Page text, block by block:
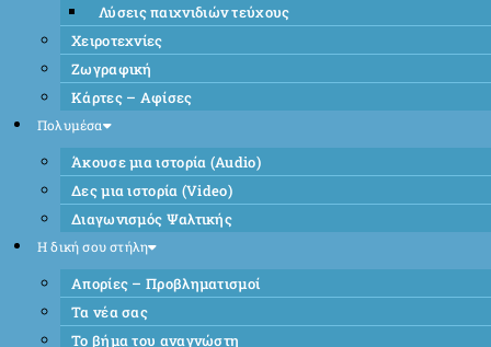
Λύσεις παιχνιδιών τεύχους
Χειροτεχνίες
Ζωγραφική
Κάρτες – Αφίσες
Πολυμέσα
Άκουσε μια ιστορία (Audio)
Δες μια ιστορία (Video)
Διαγωνισμός Ψαλτικής
Η δική σου στήλη
Απορίες – Προβληματισμοί
Τα νέα σας
Το βήμα του αναγνώστη